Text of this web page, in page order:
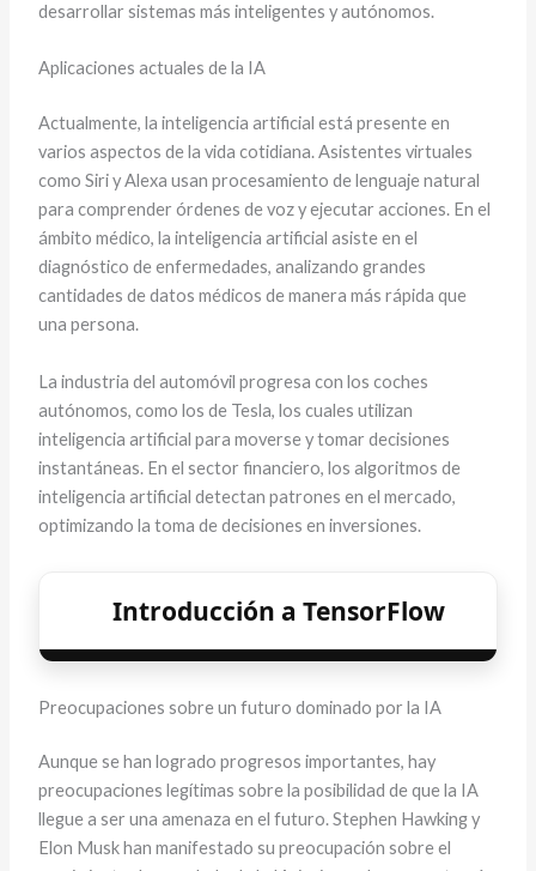
desarrollar sistemas más inteligentes y autónomos.
Aplicaciones actuales de la IA
Actualmente, la inteligencia artificial está presente en
varios aspectos de la vida cotidiana. Asistentes virtuales
como Siri y Alexa usan procesamiento de lenguaje natural
para comprender órdenes de voz y ejecutar acciones. En el
ámbito médico, la inteligencia artificial asiste en el
diagnóstico de enfermedades, analizando grandes
cantidades de datos médicos de manera más rápida que
una persona.
La industria del automóvil progresa con los coches
autónomos, como los de Tesla, los cuales utilizan
inteligencia artificial para moverse y tomar decisiones
instantáneas. En el sector financiero, los algoritmos de
inteligencia artificial detectan patrones en el mercado,
optimizando la toma de decisiones en inversiones.
Introducción a TensorFlow
Preocupaciones sobre un futuro dominado por la IA
Aunque se han logrado progresos importantes, hay
preocupaciones legítimas sobre la posibilidad de que la IA
llegue a ser una amenaza en el futuro. Stephen Hawking y
Elon Musk han manifestado su preocupación sobre el